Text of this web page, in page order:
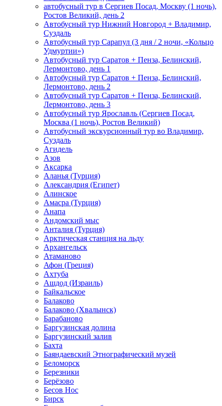
автобусный тур в Сергиев Посад, Москву (1 ночь),
Ростов Великий, день 2
Автобусный тур Нижний Новгород + Владимир,
Суздаль
Автобусный тур Сарапул (3 дня / 2 ночи, «Кольцо
Удмуртии»)
Автобусный тур Саратов + Пенза, Белинский,
Лермонтово, день 1
Автобусный тур Саратов + Пенза, Белинский,
Лермонтово, день 2
Автобусный тур Саратов + Пенза, Белинский,
Лермонтово, день 3
Автобусный тур Ярославль (Сергиев Посад,
Москва (1 ночь), Ростов Великий)
Автобусный экскурсионный тур во Владимир,
Суздаль
Агидель
Азов
Аксарка
Аланья (Турция)
Александрия (Египет)
Алинское
Амасра (Турция)
Анапа
Андомский мыс
Анталия (Турция)
Арктическая станция на льду
Архангельск
Атаманово
Афон (Греция)
Ахтуба
Ашдод (Израиль)
Байкальское
Балаково
Балаково (Хвалынск)
Барабаново
Баргузинская долина
Баргузинский залив
Бахта
Баяндаевский Этнографический музей
Беломорск
Березники
Берёзово
Бесов Нос
Бирск